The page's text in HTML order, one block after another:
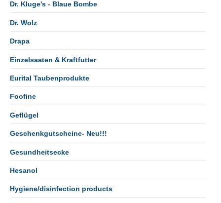
Dr. Kluge's - Blaue Bombe
Dr. Wolz
Drapa
Einzelsaaten & Kraftfutter
Eurital Taubenprodukte
Foofine
Geflügel
Geschenkgutscheine- Neu!!!
Gesundheitsecke
Hesanol
Hygiene/disinfection products